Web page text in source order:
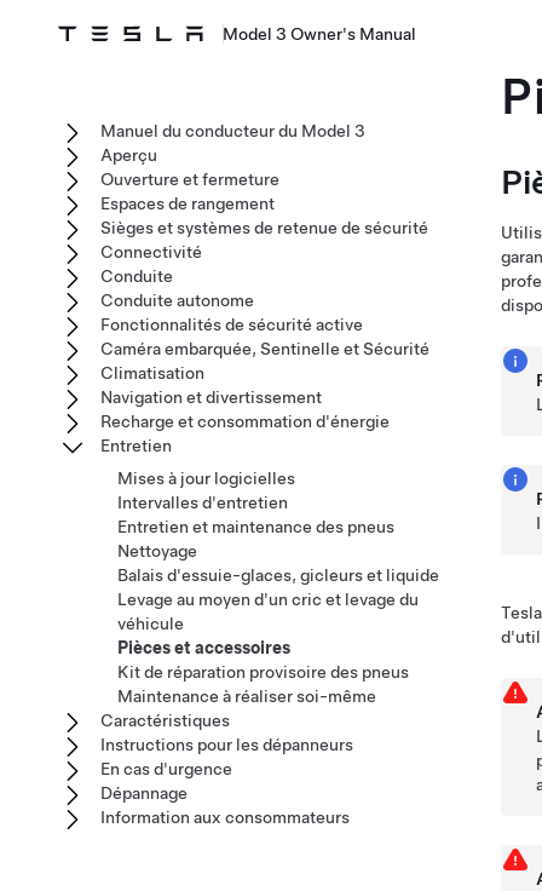
Model 3 Owner's Manual
Manuel du conducteur du Model 3
Aperçu
Ouverture et fermeture
Espaces de rangement
Sièges et systèmes de retenue de sécurité
Connectivité
Conduite
Conduite autonome
Fonctionnalités de sécurité active
Caméra embarquée, Sentinelle et Sécurité
Climatisation
Navigation et divertissement
Recharge et consommation d'énergie
Entretien
Mises à jour logicielles
Intervalles d'entretien
Entretien et maintenance des pneus
Nettoyage
Balais d'essuie-glaces, gicleurs et liquide
Levage au moyen d'un cric et levage du
véhicule
Pièces et accessoires
Kit de réparation provisoire des pneus
Maintenance à réaliser soi-même
Caractéristiques
Instructions pour les dépanneurs
En cas d'urgence
Dépannage
Information aux consommateurs